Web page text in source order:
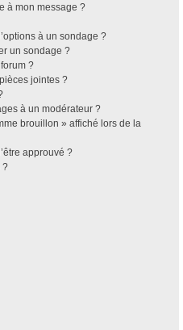
à mon message ?
à un sondage ?
un sondage ?
?
jointes ?
à un modérateur ?
brouillon » affiché lors de la
approuvé ?
?